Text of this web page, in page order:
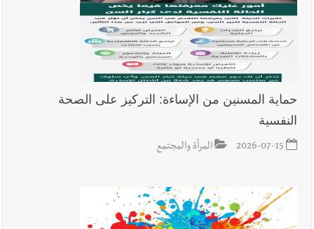
حماية المسنين من الإساءة: التركيز على الصحة
النفسية
2026-07-15 المرأة والمجتمع